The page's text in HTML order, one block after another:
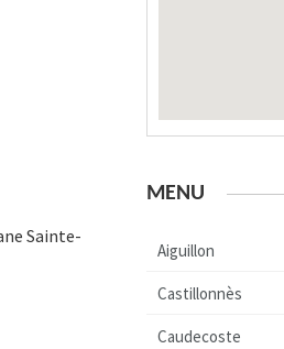
Sainte-
MENU
Aiguillon
Castillonnès
Caudecoste